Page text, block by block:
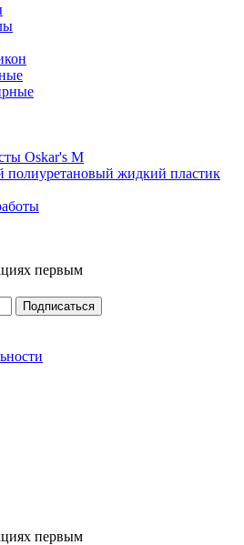
Oskar's M
полиуретановый жидкий пластик
первым
первым